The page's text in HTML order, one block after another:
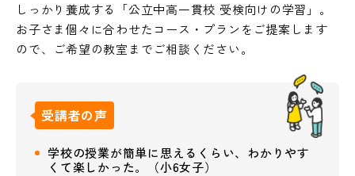
しっかり養成する「公立中高一貫校 受検向けの学習」。
お子さま個々に合わせたコース・プランをご提案します
ので、ご希望の教室までご相談ください。
受講者の声
学校の授業が簡単に思えるくらい、わかりやす
くて楽しかった。（小6女子）